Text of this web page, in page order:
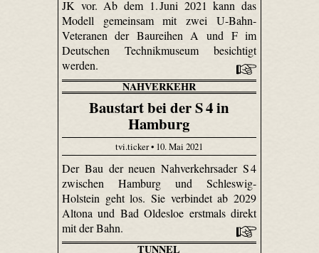
JK vor. Ab dem 1. Juni 2021 kann das
Modell gemeinsam mit zwei U-Bahn-
Veteranen der Baureihen A und F im
Deutschen Technikmuseum besichtigt
werden.
NAHVERKEHR
Baustart bei der S 4 in
Hamburg
tvi.ticker • 10. Mai 2021
Der Bau der neuen Nahverkehrsader S 4
zwischen Hamburg und Schleswig-
Holstein geht los. Sie verbindet ab 2029
Altona und Bad Oldesloe erstmals direkt
mit der Bahn.
TUNNEL